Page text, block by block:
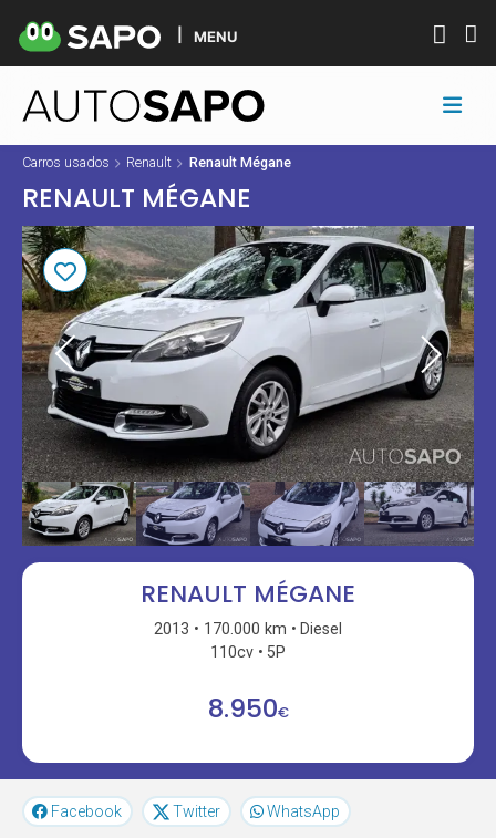
MENU
Carros usados Renault Renault Mégane
RENAULT MÉGANE
RENAULT MÉGANE
2013 170.000 km
Diesel
110cv
5P
8.950€
Facebook Twitter WhatsApp